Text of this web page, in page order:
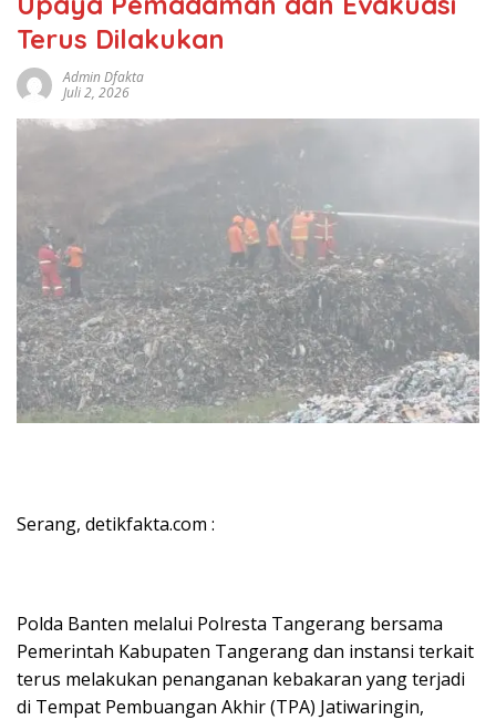
Terus Dilakukan
Admin Dfakta
Juli 2, 2026
Serang, detikfakta.com :
Polda Banten melalui Polresta Tangerang bersama
Pemerintah Kabupaten Tangerang dan instansi terkait
terus melakukan penanganan kebakaran yang terjadi
di Tempat Pembuangan Akhir (TPA) Jatiwaringin,